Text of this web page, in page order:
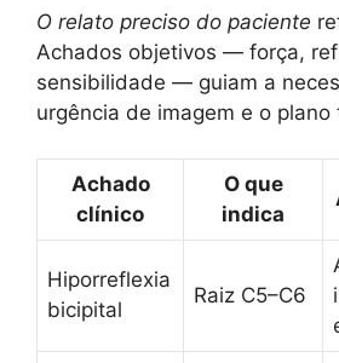
O relato preciso do paciente
Achados objetivos — força,
sensibilidade — guiam a
urgência de imagem e o plano
Achado
clínico
O que
indica
Hiporreflexia
bicipital
Raiz C5–C6